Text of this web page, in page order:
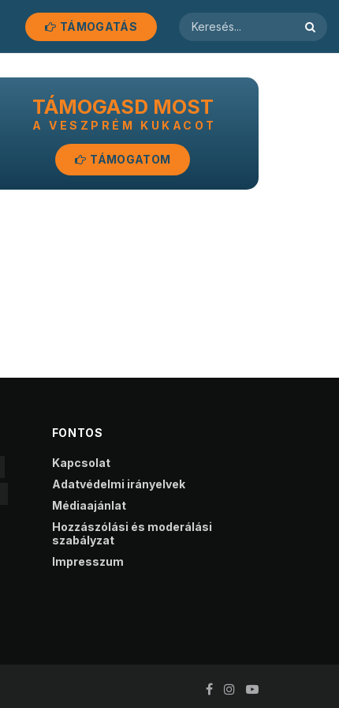
TÁMOGATÁS
TÁMOGASD MOST
A VESZPRÉM KUKACOT
TÁMOGATOM
FONTOS
Kapcsolat
Adatvédelmi irányelvek
Médiaajánlat
Hozzászólási és moderálási
szabályzat
Impresszum